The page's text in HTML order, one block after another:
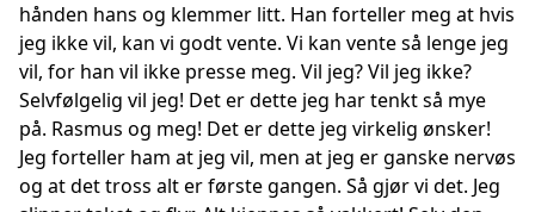
hånden hans og klemmer litt. Han forteller meg at hvis
jeg ikke vil, kan vi godt vente. Vi kan vente så lenge jeg
vil, for han vil ikke presse meg. Vil jeg? Vil jeg ikke?
Selvfølgelig vil jeg! Det er dette jeg har tenkt så mye
på. Rasmus og meg! Det er dette jeg virkelig ønsker!
Jeg forteller ham at jeg vil, men at jeg er ganske nervøs
og at det tross alt er første gangen. Så gjør vi det. Jeg